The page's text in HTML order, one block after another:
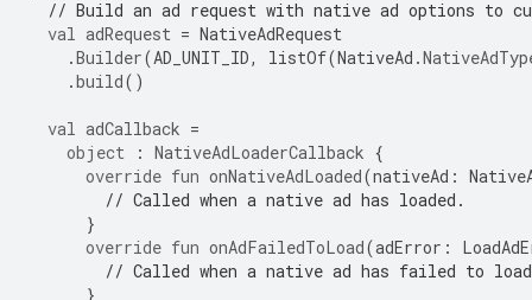
// Build an ad request with native ad options to
val adRequest = NativeAdRequest
.Builder(AD_UNIT_ID, listOf(NativeAd .
.build()
val adCallback =
object
: NativeAdLoaderCallback {
override fun onNativeAdLoaded(nativeAd :
// Called when a native ad has loaded.
}
override fun onAdFailedToLoad(adError :
// Called when a native ad has failed to
}